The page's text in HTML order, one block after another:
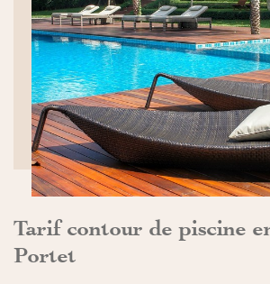
Tarif contour de piscine
Portet